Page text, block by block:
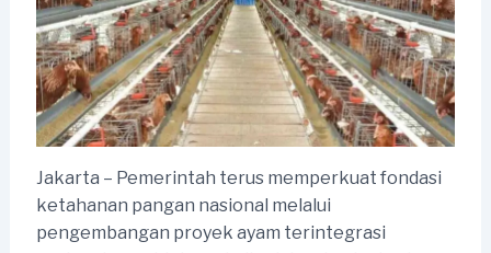
Jakarta – Pemerintah terus memperkuat fondasi
ketahanan pangan nasional melalui
pengembangan proyek ayam terintegrasi